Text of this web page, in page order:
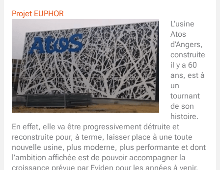
Projet EUPHOR
L’usine
Atos
d’Angers,
construite
il y a 60
ans, est à
un
tournant
de son
histoire.
En effet, elle va être progressivement détruite et
reconstruite pour, à terme, laisser place à une toute
nouvelle usine, plus moderne, plus performante et dont
l’ambition affichée est de pouvoir accompagner la
croissance prévue par Eviden pour les années à venir.